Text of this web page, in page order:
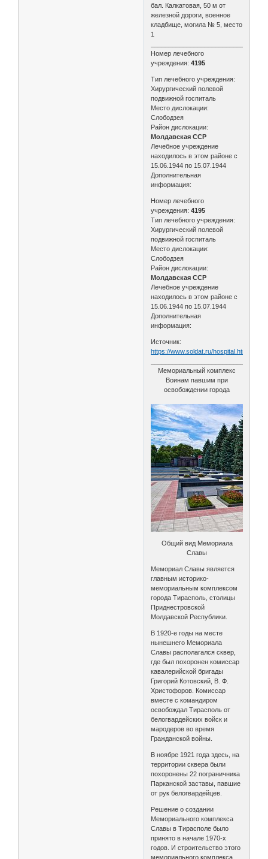
бал. Калкатовая, 50 м от
железной дороги, военное
кладбище, могила № 5, место
1
Номер лечебного
учреждения:4195
Тип лечебного учреждения:
Хирургический полевой
подвижной госпиталь
Место дислокации:
Слободзея
Район дислокации:
Молдавская ССР
Лечебное учреждение
находилось в этом районе с
15.06.1944 по 15.07.1944
Дополнительная
информация:
Номер лечебного
учреждения:4195
Тип лечебного учреждения:
Хирургический полевой
подвижной госпиталь
Место дислокации:
Слободзея
Район дислокации:
Молдавская ССР
Лечебное учреждение
находилось в этом районе с
15.06.1944 по 15.07.1944
Дополнительная
информация:
Источник:
https://www.soldat.ru/hospital.html
Мемориальный комплекс
Воинам павшим при
освобождении города
Общий вид Мемориала
Славы
Мемориал Славы является
главным историко-
мемориальным комплексом
города Тирасполь, столицы
Приднестровской
Молдавской Республики.
В 1920-е годы на месте
нынешнего Мемориала
Славы располагался сквер,
где был похоронен комиссар
кавалерийской бригады
Григорий Котовский, В. Ф.
Христофоров. Комиссар
вместе с командиром
освобождал Тирасполь от
белогвардейских войск и
мародеров во время
Гражданской войны.
В ноябре 1921 года здесь, на
территории сквера были
похоронены 22 пограничника
Парканской заставы, павшие
от рук белогвардейцев.
Решение о создании
Мемориального комплекса
Славы в Тирасполе было
принято в начале 1970-х
годов. И строительство этого
мемориального комплекса